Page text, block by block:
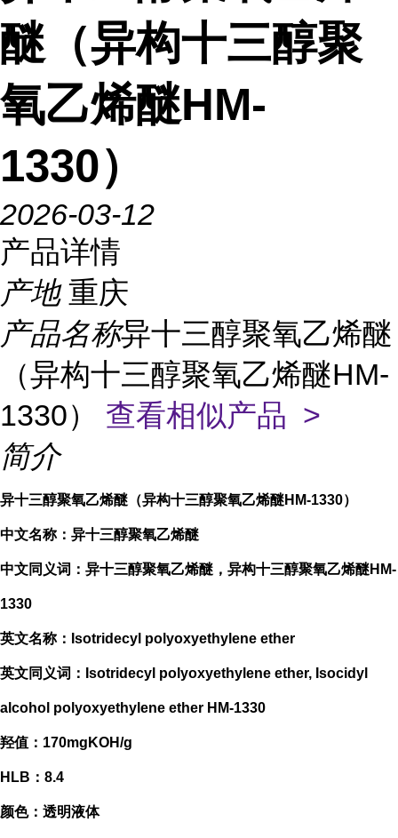
醚（异构十三醇聚
氧乙烯醚HM-
1330）
2026-03-12
产品详情
产地 重庆
产品名称异十三醇聚氧乙烯醚
（异构十三醇聚氧乙烯醚HM-
1330） 查看相似产品 >
简介
异十三醇聚氧乙烯醚（异构十三醇聚氧乙烯醚HM-1330）
中文名称：异十三醇聚氧乙烯醚
中文同义词：异十三醇聚氧乙烯醚，异构十三醇聚氧乙烯醚HM-
1330
英文名称：Isotridecyl polyoxyethylene ether
英文同义词：Isotridecyl polyoxyethylene ether, Isocidyl
alcohol polyoxyethylene ether HM-1330
羟值：170mgKOH/g
HLB：8.4
颜色：透明液体